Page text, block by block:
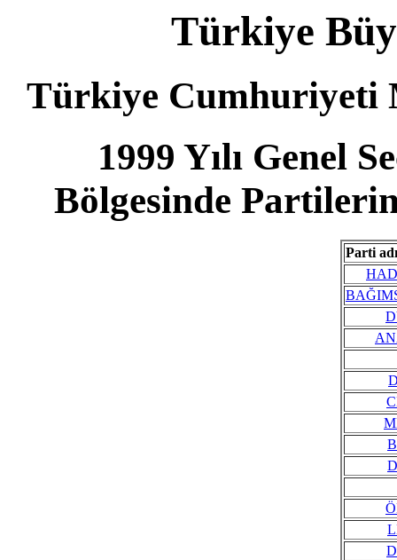
Türkiye
Türkiye Cumhuriyeti
1999 Yılı Genel
Bölgesinde
Parti adı